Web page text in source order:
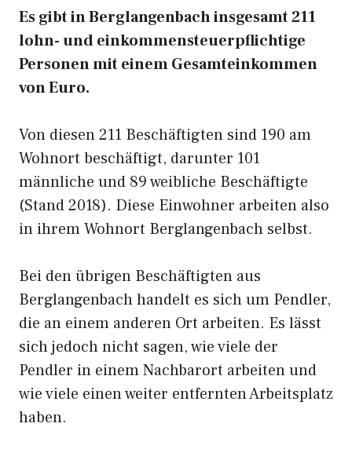
Es gibt in Berglangenbach insgesamt 211
lohn- und einkommensteuerpflichtige
Personen mit einem Gesamteinkommen
von Euro.
Von diesen 211 Beschäftigten sind 190 am
Wohnort beschäftigt, darunter 101
männliche und 89 weibliche Beschäftigte
(Stand 2018). Diese Einwohner arbeiten also
in ihrem Wohnort Berglangenbach selbst.
Bei den übrigen Beschäftigten aus
Berglangenbach handelt es sich um Pendler,
die an einem anderen Ort arbeiten. Es lässt
sich jedoch nicht sagen, wie viele der
Pendler in einem Nachbarort arbeiten und
wie viele einen weiter entfernten Arbeitsplatz
haben.